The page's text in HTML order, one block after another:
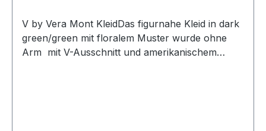
V by Vera Mont KleidDas figurnahe Kleid in dark
green/green mit floralem Muster wurde ohne
Arm mit V-Ausschnitt und amerikanischem